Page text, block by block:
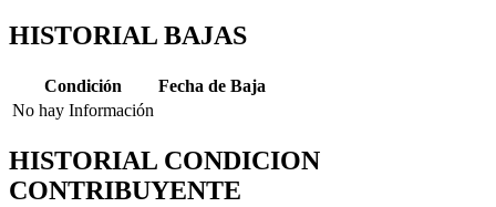
HISTORIAL BAJAS
Condición
Fecha de Baja
No hay Información
HISTORIAL CONDICION
CONTRIBUYENTE